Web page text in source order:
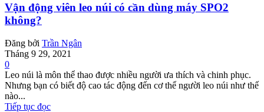
Vận động viên leo núi có cần dùng máy SPO2
không?
Đăng bởi Trần Ngân
Tháng 9 29, 2021
0
Leo núi là môn thể thao được nhiều người ưa thích và chinh phục.
Nhưng bạn có biết độ cao tác động đến cơ thể người leo núi như thế
nào...
Tiếp tục đọc